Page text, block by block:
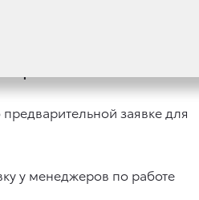
заявке для
у менеджеров по работе